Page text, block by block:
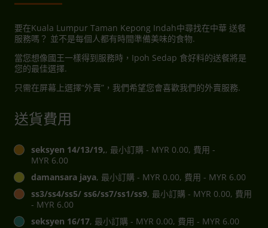
要在Kuala Lumpur Taman Kepong Indah中尋找在中華 送餐
服務嗎？ 並不是每個人都有時間準備美味的食物.
當您想像國王一樣得到服務時，Ipoh Sedap 食好料的送餐將是
您的最佳選擇.
只需在屏幕上選擇“外賣”，我們希望您會喜歡我們的外賣服務.
送貨費用
seksyen 14/13/19,, 最小訂購 - MYR 0.00, 費用 -
MYR 6.00
damansara jaya, 最小訂購 - MYR 0.00, 費用 - MYR 6.00
ss3/ss4/ss5/ ss6/ss7/ss1/ss9, 最小訂購 - MYR 0.00, 費用
- MYR 6.00
seksyen 16/17, 最小訂購 - MYR 0.00, 費用 - MYR 6.00